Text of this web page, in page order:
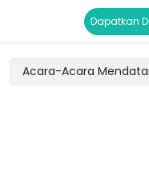
Dapatka​​n
Acara-Acara